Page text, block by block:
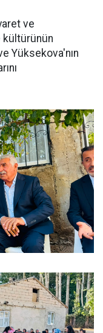
ve
kültürünün
Yüksekova'nın